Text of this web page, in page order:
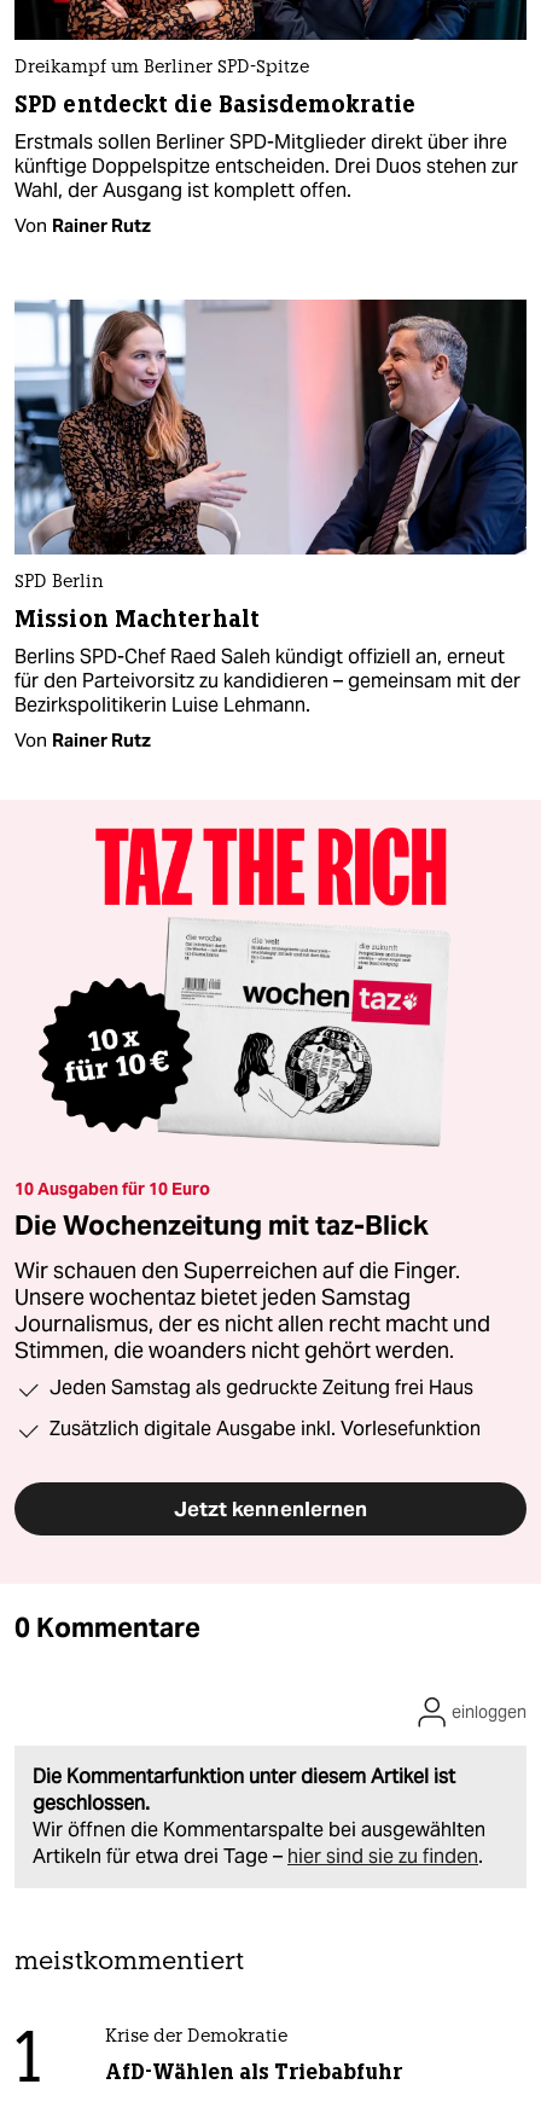
Dreikampf um Berliner SPD-Spitze
SPD entdeckt die Basisdemokratie
Erstmals sollen Berliner SPD-Mitglieder direkt über ihre
künftige Doppelspitze entscheiden. Drei Duos stehen zur
Wahl, der Ausgang ist komplett offen.
Von Rainer Rutz
SPD Berlin
Mission Machterhalt
Berlins SPD-Chef Raed Saleh kündigt offiziell an, erneut
für den Parteivorsitz zu kandidieren – gemeinsam mit der
Bezirkspolitikerin Luise Lehmann.
Von Rainer Rutz
10 Ausgaben für 10 Euro
Die Wochenzeitung mit taz-Blick
Wir schauen den Superreichen auf die Finger.
Unsere wochentaz bietet jeden Samstag
Journalismus, der es nicht allen recht macht und
Stimmen, die woanders nicht gehört werden.
Jeden Samstag als gedruckte Zeitung frei Haus
Zusätzlich digitale Ausgabe inkl. Vorlesefunktion
Jetzt kennenlernen
0 Kommentare
Die Kommentarfunktion unter diesem Artikel ist
geschlossen.
Wir öffnen die Kommentarspalte bei ausgewählten
Artikeln für etwa drei Tage – hier sind sie zu finden.
einloggen
meistkommentiert
1 Krise der Demokratie
AfD-Wählen als Triebabfuhr